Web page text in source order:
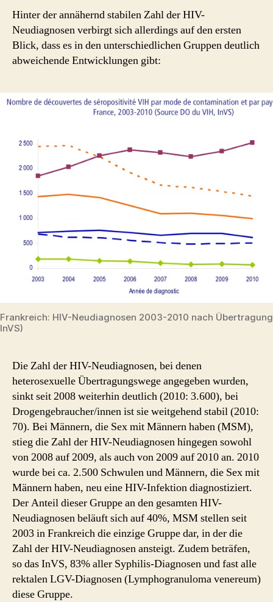
Hinter der annähernd stabilen Zahl der HIV-
Neudiagnosen verbirgt sich allerdings auf den ersten
Blick, dass es in den unterschiedlichen Gruppen deutlich
abweichende Entwicklungen gibt:
Frankreich: HIV-Neudiagnosen 2003-2010 nach
InVS)
Die Zahl der HIV-Neudiagnosen, bei denen
heterosexuelle Übertragungswege angegeben wurden,
sinkt seit 2008 weiterhin deutlich (2010: 3.600), bei
Drogengebraucher/innen ist sie weitgehend stabil (2010:
70). Bei Männern, die Sex mit Männern haben (MSM),
stieg die Zahl der HIV-Neudiagnosen hingegen sowohl
von 2008 auf 2009, als auch von 2009 auf 2010 an. 2010
wurde bei ca. 2.500 Schwulen und Männern, die Sex mit
Männern haben, neu eine HIV-Infektion diagnostiziert.
Der Anteil dieser Gruppe an den gesamten HIV-
Neudiagnosen beläuft sich auf 40%, MSM stellen seit
2003 in Frankreich die einzige Gruppe dar, in der die
Zahl der HIV-Neudiagnosen ansteigt. Zudem beträfen,
so das InVS, 83% aller Syphilis-Diagnosen und fast alle
rektalen LGV-Diagnosen (Lymphogranuloma venereum)
diese Gruppe.